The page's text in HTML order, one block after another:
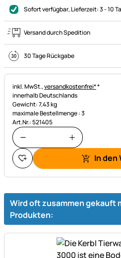
Sofort verfügbar, Lieferzeit:3 - 10
Versand durch Spedition
30 Tage Rückgabe
Steuerhinweis:
inkl. MwSt.,versandkostenfrei**
innerhalb Deutschlands
Gewicht: 7,43 kg
maximale Bestellmenge : 3
Art.Nr.: 521405
In den
Wird oft zusammen gekauft
Produkten: